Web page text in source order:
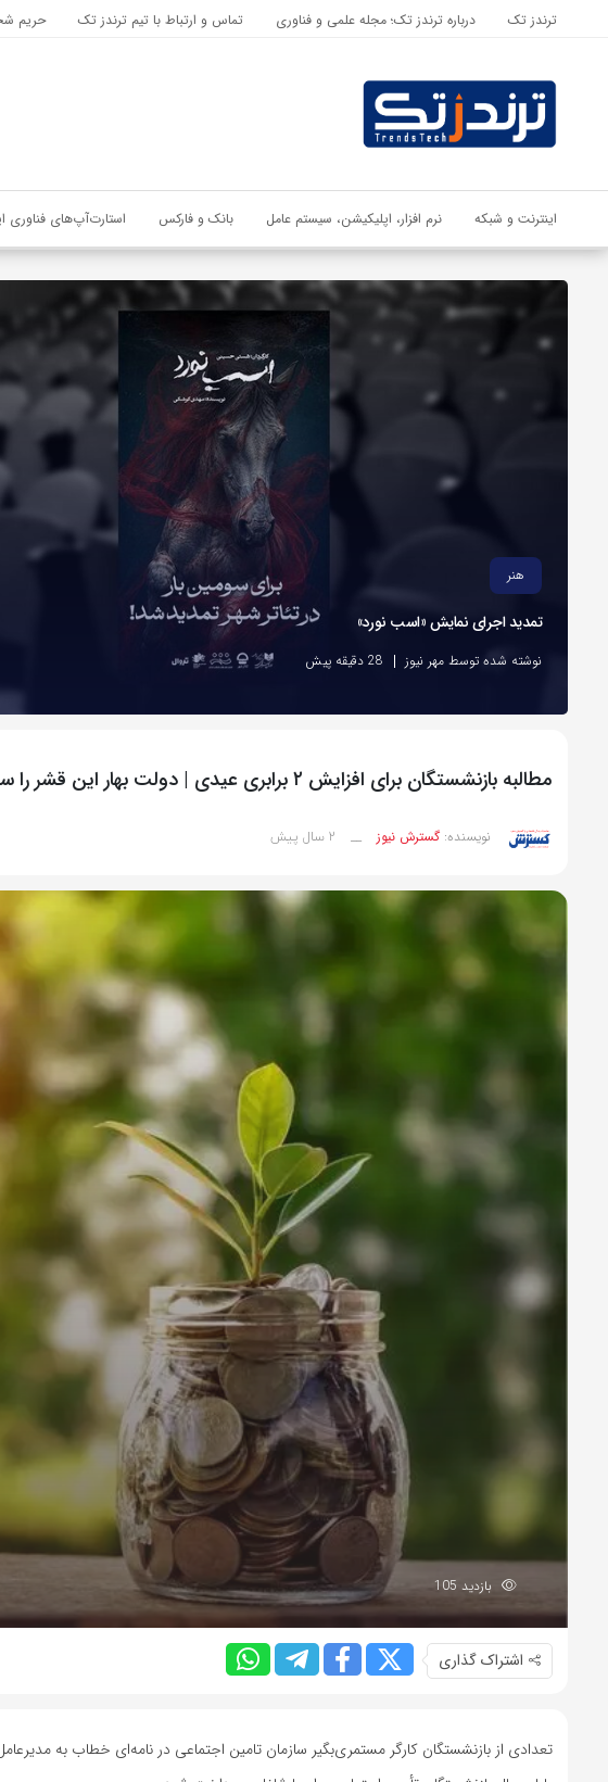
اشتراک گذاری
با استفاده از روش‌های زیر می‌توانید این صفحه را با دوستان خود به
اشتراک بگذارید.
ترندز تک درباره ترندز تک؛ مجله علمی و فناوری تماس و ارتباط با تیم ترندز تک حریم
اینترنت و شبکه نرم افزار، اپلیکیشن، سیستم عامل بانک و فارکس استارت‌آپ‌های فناوری
هنر
تمدید اجرای نمایش «اسب نورد»
نوشته شده توسط مهر نیوز 28 دقیقه پیش
مطالبه بازنشستگان برای افزایش ۲ برابری عیدی | دولت بهار این قشر را سبز می کند؟
نویسنده: گسترش نیوز __ 2 سال پیش
بازدید 105
اشتراک گذاری
تعدادی از بازنشستگان کارگر مستمری‌بگیر سازمان تامین اجتماعی در نامه‌ای خطاب به